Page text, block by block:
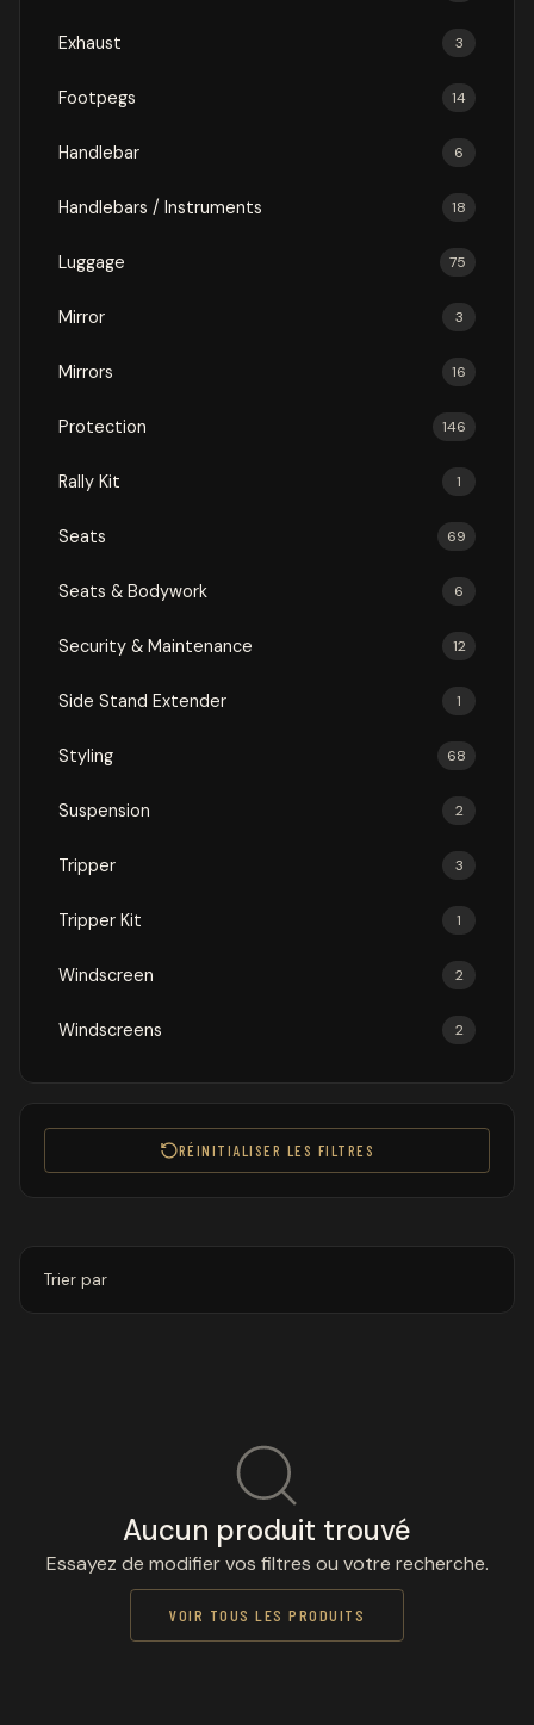
Exhaust 3
Footpegs 14
Handlebar 6
Handlebars / Instruments 18
Luggage 75
Mirror 3
Mirrors 16
Protection 146
Rally Kit 1
Seats 69
Seats & Bodywork 6
Security & Maintenance 12
Side Stand Extender 1
Styling 68
Suspension 2
Tripper 3
Tripper Kit 1
Windscreen 2
Windscreens 2
RÉINITIALISER LES FILTRES
Trier par
Aucun produit trouvé
Essayez de modifier vos filtres ou votre recherche.
VOIR TOUS LES PRODUITS